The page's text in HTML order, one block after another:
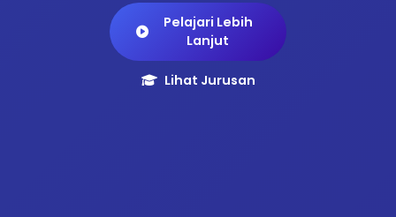
Pelajari Lebih
Lanjut
Lihat Jurusan